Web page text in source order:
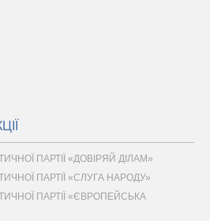
ПАРТІЇ «ДОВІРЯЙ ДІЛАМ»
ПАРТІЇ «СЛУГА НАРОДУ»
ПАРТІЇ «ЄВРОПЕЙСЬКА